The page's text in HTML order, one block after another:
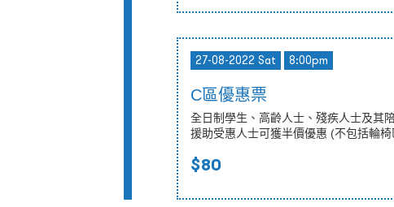
27-08-2022 Sat 8:00pm
C區優惠票
全日制學生、高齡人士、殘疾人士及其
援助受惠人士可獲半價優惠 (不包括輪椅
$80